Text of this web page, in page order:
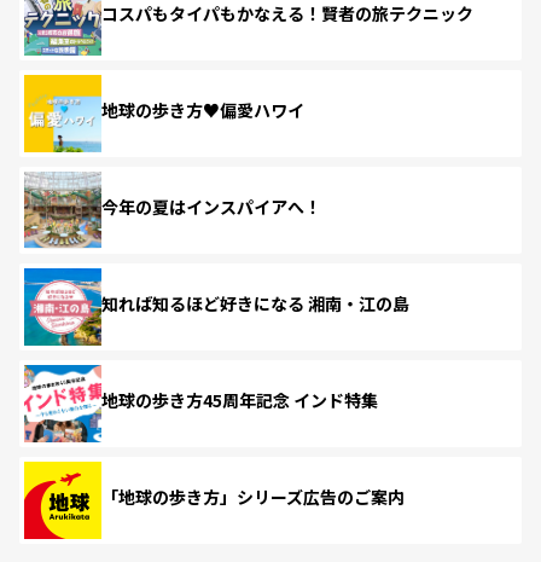
コスパもタイパもかなえる！賢者の旅テクニック
地球の歩き方♥偏愛ハワイ
今年の夏はインスパイアへ！
知れば知るほど好きになる 湘南・江の島
地球の歩き方45周年記念 インド特集
「地球の歩き方」シリーズ広告のご案内